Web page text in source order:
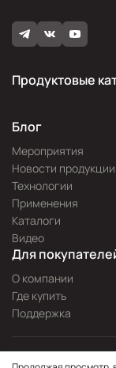
Продуктовые
Блог
Мероприятия
Новости продукции
Технологии
Применения
Каталоги
Видео
Для
О компании
Где купить
Поддержка